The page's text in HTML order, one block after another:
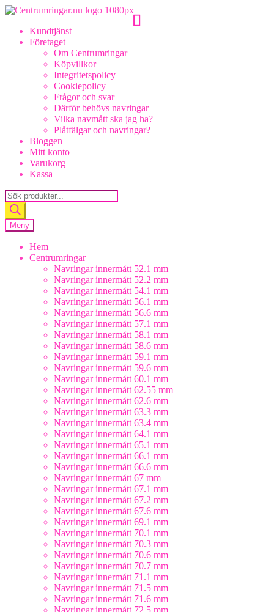
Hoppa
navigering
Hoppa
innehållKundtjänst
Företaget
Om Centrumringar
Köpvillkor
Integritetspolicy
Cookiepolicy
Frågor och svar
Därför behövs navringar
Vilka navmått ska jag ha?
Plåtfälgar och navringar?
Bloggen
Mitt konto
Varukorg
Kassa
Products
search
Meny
Hem
Centrumringar
Navringar innermått 52.1 mm
Navringar innermått 52.2 mm
Navringar innermått 54.1 mm
Navringar innermått 56.1 mm
Navringar innermått 56.6 mm
Navringar innermått 57.1 mm
Navringar innermått 58.1 mm
Navringar innermått 58.6 mm
Navringar innermått 59.1 mm
Navringar innermått 59.6 mm
Navringar innermått 60.1 mm
Navringar innermått 62.55 mm
Navringar innermått 62.6 mm
Navringar innermått 63.3 mm
Navringar innermått 63.4 mm
Navringar innermått 64.1 mm
Navringar innermått 65.1 mm
Navringar innermått 66.1 mm
Navringar innermått 66.6 mm
Navringar innermått 67 mm
Navringar innermått 67.1 mm
Navringar innermått 67.2 mm
Navringar innermått 67.6 mm
Navringar innermått 69.1 mm
Navringar innermått 70.1 mm
Navringar innermått 70.3 mm
Navringar innermått 70.6 mm
Navringar innermått 70.7 mm
Navringar innermått 71.1 mm
Navringar innermått 71.5 mm
Navringar innermått 71.6 mm
Navringar innermått 72.5 mm